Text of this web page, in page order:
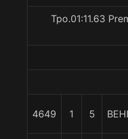
Tpo.01:11.63
4649 1 5